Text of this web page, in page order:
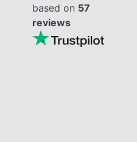
based on 57
reviews